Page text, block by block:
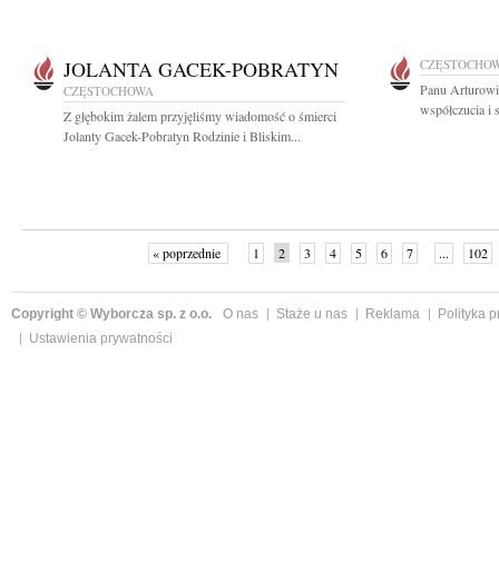
JOLANTA GACEK-POBRATYN
CZĘSTOCHOWA
Z głębokim żalem przyjęliśmy wiadomość o śmierci
Jolanty Gacek-Pobratyn Rodzinie i Bliskim...
Panu
współczucia i
« poprzednie 1 2 3 4 5 6 7 ... 102
Copyright © Wyborcza sp. z o.o. O nas Staże u nas Reklama
Polityka
Ustawienia prywatności